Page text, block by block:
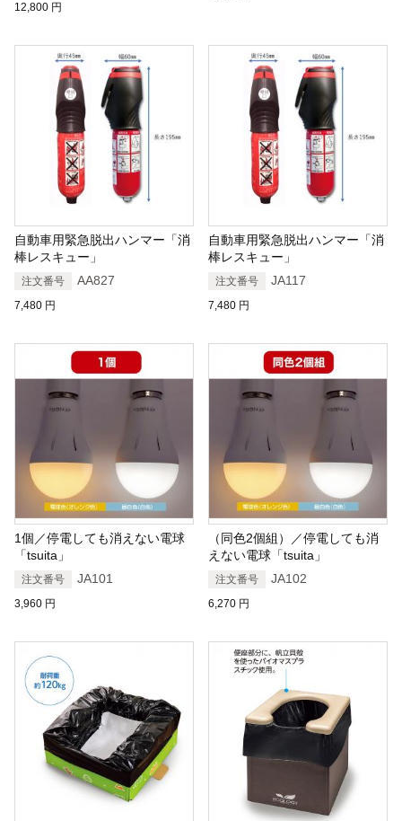
12,800 円
自動車用緊急脱出ハンマー「消
棒レスキュー」
注文番号 AA827
7,480 円
自動車用緊急脱出ハンマー「消
棒レスキュー」
注文番号 JA117
7,480 円
1個／停電しても消えない電球
「tsuita」
注文番号 JA101
3,960 円
（同色2個組）／停電しても消
えない電球「tsuita」
注文番号 JA102
6,270 円